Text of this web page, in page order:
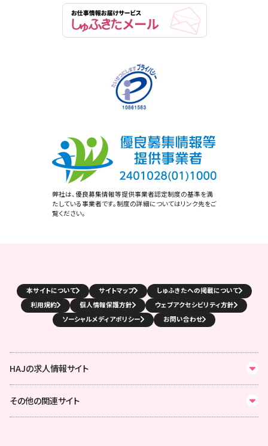
弊社は、優良募集情報等提供事業者認定制度の基準を満
たしている事業者です。制度の詳細についてはリンク先をご
覧ください。
本サイトについて サイトマップ
しゅふきたへの掲載について
利用規約
個人情報保護方針
ウェブアクセシビリティ方針
ソーシャルメディアポリシー
お問い合わせ
HAJの求人情報サイト
その他の関連サイト